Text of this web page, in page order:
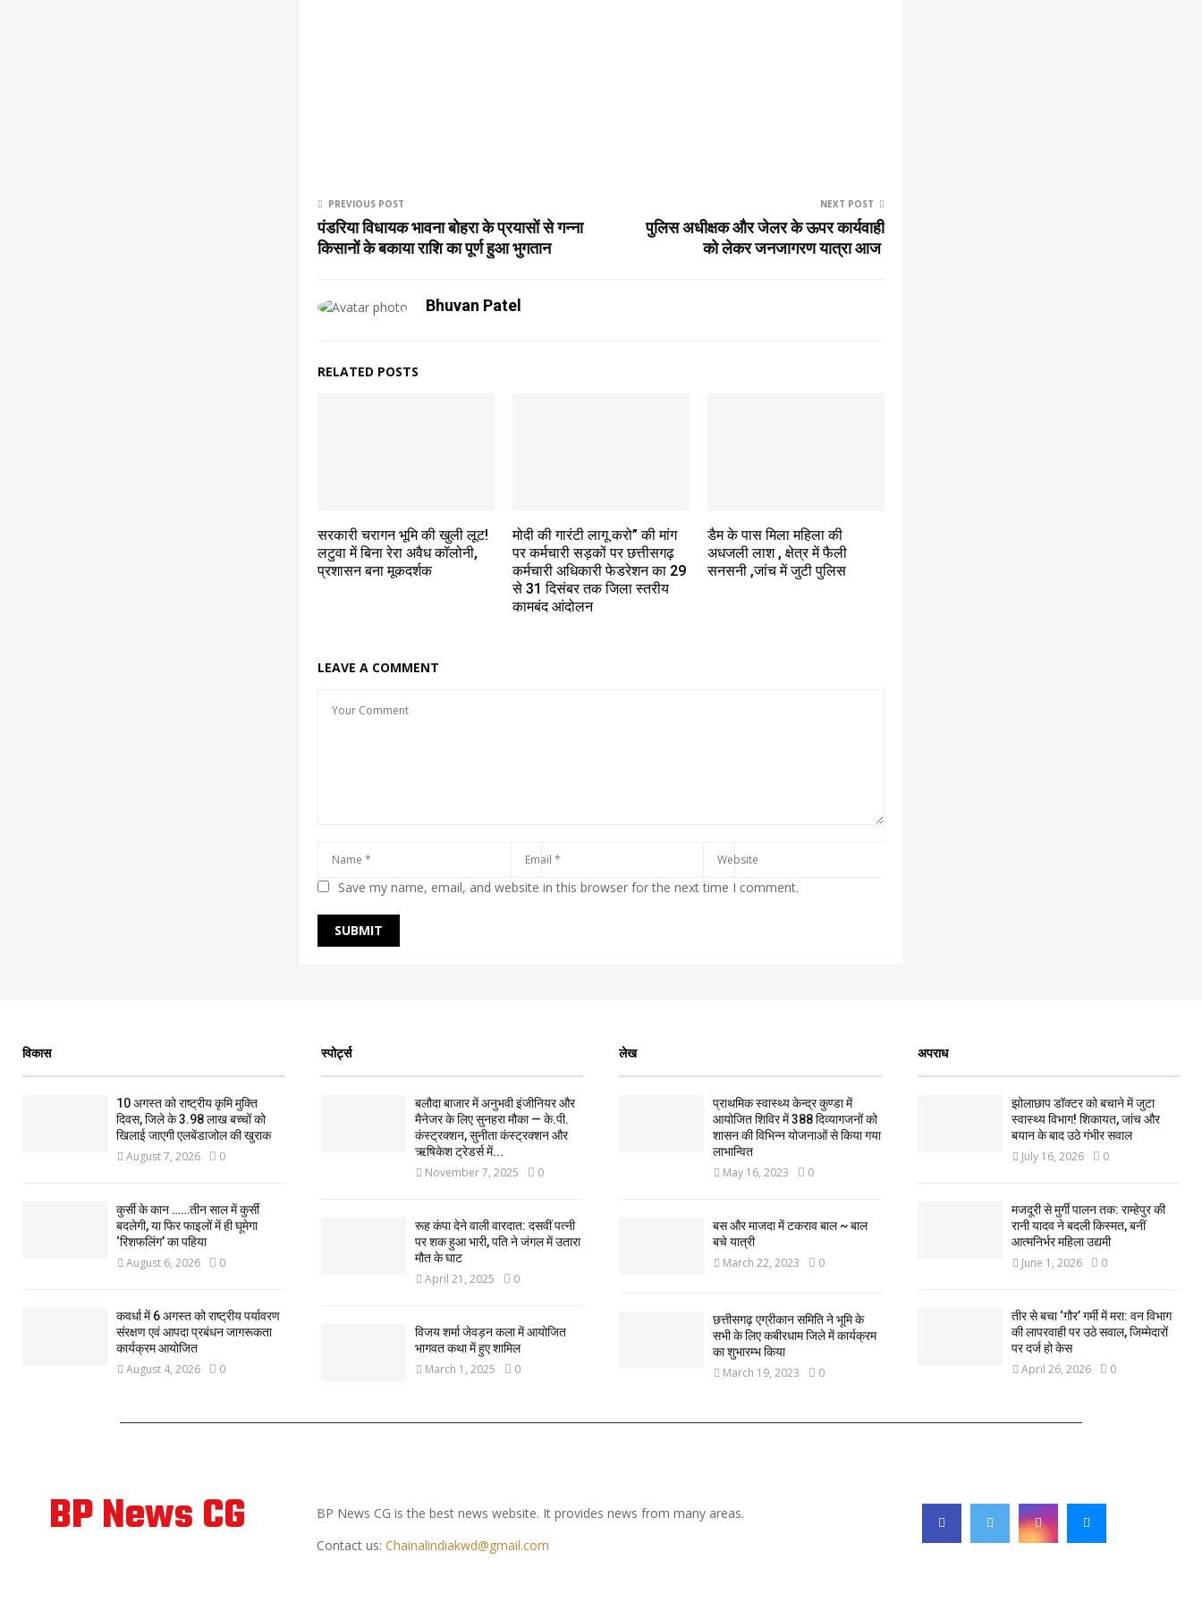
PREVIOUS POST
पंडरिया विधायक भावना बोहरा के प्रयासों से गन्ना
किसानों के बकाया राशि का पूर्ण हुआ भुगतान
NEXT POST
पुलिस अधीक्षक और जेलर के ऊपर कार्यवाही
को लेकर जनजागरण यात्रा आज
Bhuvan Patel
RELATED POSTS
सरकारी चरागन भूमि की खुली लूट!
लटुवा में बिना रेरा अवैध कॉलोनी,
प्रशासन बना मूकदर्शक
मोदी की गारंटी लागू करो” की मांग
पर कर्मचारी सड़कों पर छत्तीसगढ़
कर्मचारी अधिकारी फेडरेशन का 29
से 31 दिसंबर तक जिला स्तरीय
कामबंद आंदोलन
डैम के पास मिला महिला की
अधजली लाश , क्षेत्र में फैली
सनसनी ,जांच में जुटी पुलिस
LEAVE A COMMENT
Save my name, email, and website in this browser for the next time I comment.
विकास
10 अगस्त को राष्ट्रीय कृमि मुक्ति
दिवस, जिले के 3.98 लाख बच्चों को
खिलाई जाएगी एलबेंडाजोल की खुराक
August 7, 2026 0
कुर्सी के कान ……तीन साल में कुर्सी
बदलेगी, या फिर फाइलों में ही घूमेगा
‘रिशफलिंग’ का पहिया
August 6, 2026 0
कवर्धा में 6 अगस्त को राष्ट्रीय पर्यावरण
संरक्षण एवं आपदा प्रबंधन जागरूकता
कार्यक्रम आयोजित
August 4, 2026 0
स्पोर्ट्स
बलौदा बाजार में अनुभवी इंजीनियर और
मैनेजर के लिए सुनहरा मौका — के.पी.
कंस्ट्रक्शन, सुनीता कंस्ट्रक्शन और
ऋषिकेश ट्रेडर्स में...
November 7, 2025 0
रूह कंपा देने वाली वारदात: दसवीं पत्नी
पर शक हुआ भारी, पति ने जंगल में उतारा
मौत के घाट
April 21, 2025 0
विजय शर्मा जेवड़न कला में आयोजित
भागवत कथा में हुए शामिल
March 1, 2025 0
लेख
प्राथमिक स्वास्थ्य केन्द्र कुण्डा में
आयोजित शिविर में 388 दिव्यागजनों को
शासन की विभिन्न योजनाओं से किया गया
लाभान्वित
May 16, 2023 0
बस और माजदा में टकराव बाल ~ बाल
बचे यात्री
March 22, 2023 0
छत्तीसगढ़ एग्रीकान समिति ने भूमि के
सभी के लिए कबीरधाम जिले में कार्यक्रम
का शुभारम्भ किया
March 19, 2023 0
अपराध
झोलाछाप डॉक्टर को बचाने में जुटा
स्वास्थ्य विभाग! शिकायत, जांच और
बयान के बाद उठे गंभीर सवाल
July 16, 2026 0
मजदूरी से मुर्गी पालन तक: राम्हेपुर की
रानी यादव ने बदली किस्मत, बनीं
आत्मनिर्भर महिला उद्यमी
June 1, 2026 0
तीर से बचा ‘गौर’ गर्मी में मरा: वन विभाग
की लापरवाही पर उठे सवाल, जिम्मेदारों
पर दर्ज हो केस
April 26, 2026 0
BP News CG
BP News CG is the best news website. It provides news from many areas.
Contact us: Chainalindiakwd@gmail.com